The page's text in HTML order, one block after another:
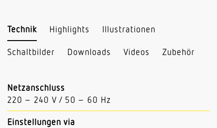
Technik Highlights Illustrationen
Schaltbilder Downloads Videos Zubehör
Netzanschluss
220 – 240 V / 50 – 60 Hz
Einstellungen via